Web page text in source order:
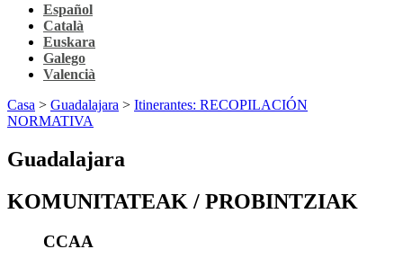
Español
Català
Euskara
Galego
Valencià
Casa > Guadalajara > Itinerantes: RECOPILACIÓN
NORMATIVA
Guadalajara
KOMUNITATEAK / PROBINTZIAK
CCAA